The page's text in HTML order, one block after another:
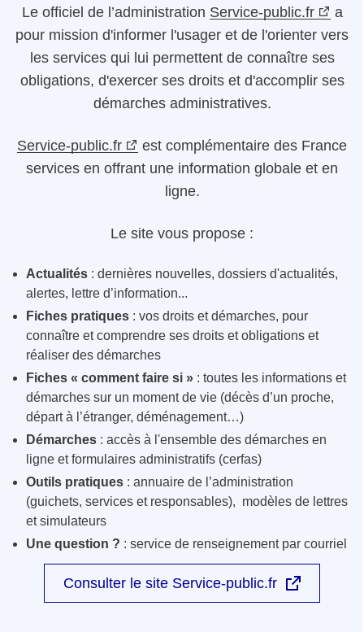
Le officiel de l’administration Service-public.fr
a
pour mission d'informer l'usager et de l'orienter vers
les services qui lui permettent de connaître ses
obligations, d'exercer ses droits et d'accomplir ses
démarches administratives.
Service-public.fr
est complémentaire des France
services en offrant une information globale et en
ligne.
Le site vous propose :
Actualités : dernières nouvelles, dossiers d'actualités,
alertes, lettre d’information...
Fiches pratiques : vos droits et démarches, pour
connaître et comprendre ses droits et obligations et
réaliser des démarches
Fiches « comment faire si » : toutes les informations et
démarches sur un moment de vie (décès d’un proche,
départ à l’étranger, déménagement…)
Démarches : accès à l'ensemble des démarches en
ligne et formulaires administratifs (cerfas)
Outils pratiques : annuaire de l’administration
(guichets, services et responsables), modèles de lettres
et simulateurs
Une question ? : service de renseignement par courriel
Consulter le site Service-public.fr